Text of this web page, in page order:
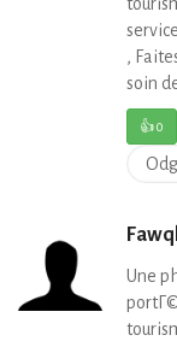
,
soin
👍0
Une